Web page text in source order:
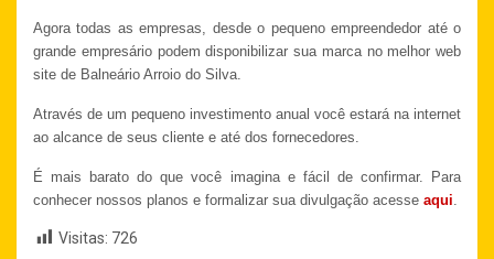
Agora todas as empresas, desde o pequeno empreendedor até o
grande empresário podem disponibilizar sua marca no melhor web
site de Balneário Arroio do Silva.
Através de um pequeno investimento anual você estará na internet
ao alcance de seus cliente e até dos fornecedores.
É mais barato do que você imagina e fácil de confirmar. Para
conhecer nossos planos e formalizar sua divulgação acesse aqui
Visitas: 726